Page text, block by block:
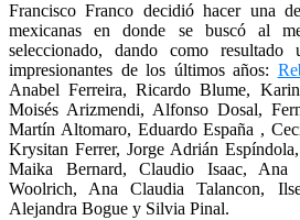
Francisco Franco decidió hacer una
mexicanas en donde se buscó al
seleccionado, dando como
impresionantes de los últimos años:
Anabel Ferreira, Ricardo Blume,
Moisés Arizmendi, Alfonso Dosal,
Martín Altomaro, Eduardo España ,
Krysitan Ferrer, Jorge Adrián
Maika Bernard, Claudio Isaac, Ana
Woolrich, Ana Claudia Talancon,
Alejandra Bogue y Silvia Pinal.